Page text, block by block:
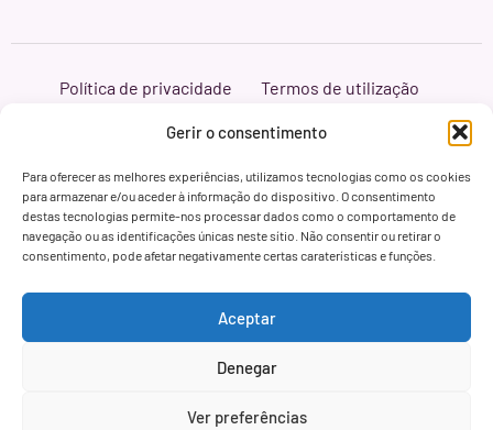
Gerir o consentimento
Para oferecer as melhores experiências, utilizamos tecnologias como os cookies
para armazenar e/ou aceder à informação do dispositivo. O consentimento
destas tecnologias permite-nos processar dados como o comportamento de
navegação ou as identificações únicas neste sítio. Não consentir ou retirar o
consentimento, pode afetar negativamente certas caraterísticas e funções.
Aceptar
Denegar
Ver preferências
Política de privacidade
Termos de utilização
Branding & Web ASH Proyectos Creativos